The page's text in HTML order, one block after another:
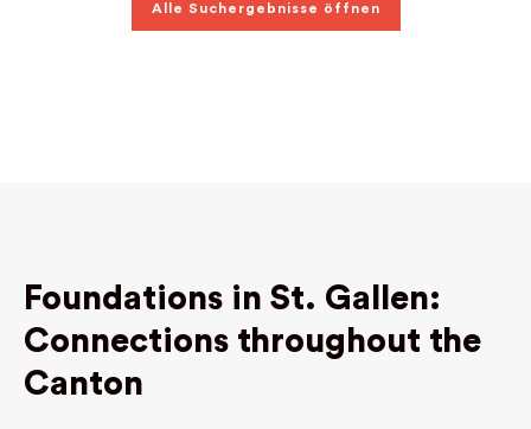
die Anliegen für Menschen mit
Alle Suchergebnisse öffnen
Foundations in St. Gallen:
Connections throughout the
Canton